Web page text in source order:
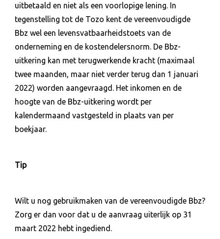
uitbetaald en niet als een voorlopige lening. In
tegenstelling tot de Tozo kent de vereenvoudigde
Bbz wel een levensvatbaarheidstoets van de
onderneming en de kostendelersnorm. De Bbz-
uitkering kan met terugwerkende kracht (maximaal
twee maanden, maar niet verder terug dan 1 januari
2022) worden aangevraagd. Het inkomen en de
hoogte van de Bbz-uitkering wordt per
kalendermaand vastgesteld in plaats van per
boekjaar.
Tip
Wilt u nog gebruikmaken van de vereenvoudigde Bbz?
Zorg er dan voor dat u de aanvraag uiterlijk op 31
maart 2022 hebt ingediend.